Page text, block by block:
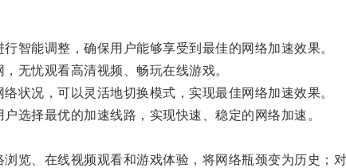
能调整，确保用户能够享受到最佳的网络加速效果。
无忧观看高清视频、畅玩在线游戏。
况，可以灵活地切换模式，实现最佳网络加速效果。
择最优的加速线路，实现快速、稳定的网络加速。
、在线视频观看和游戏体验，将网络瓶颈变为历史；